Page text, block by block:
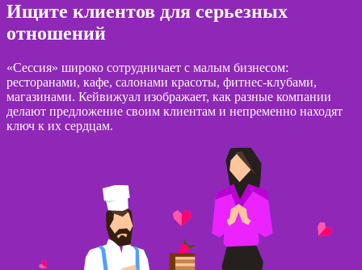
Ищите клиентов для серьезных
отношений
«Сессия» широко сотрудничает с малым бизнесом:
ресторанами, кафе, салонами красоты, фитнес-клубами,
магазинами. Кейвижуал изображает, как разные компании
делают предложение своим клиентам и непременно находят
ключ к их сердцам.